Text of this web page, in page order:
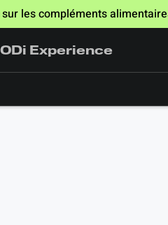
les compléments
Experience